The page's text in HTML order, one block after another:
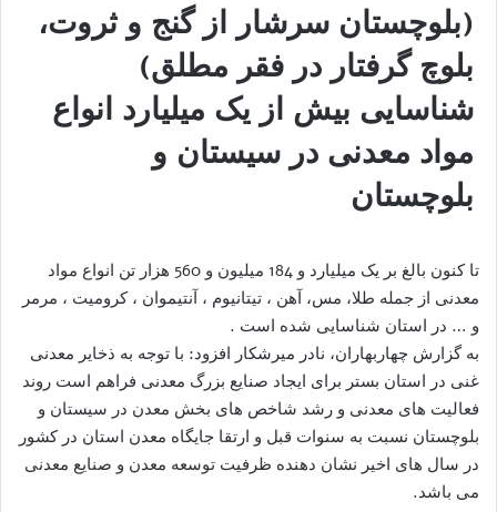
(بلوچستان سرشار از گنج و ثروت،
بلوچ گرفتار در فقر مطلق)
شناسایی بیش از یک میلیارد انواع
مواد معدنی در سیستان و
بلوچستان
تا کنون بالغ بر یک میلیارد و 184 میلیون و 560 هزار تن انواع مواد
معدنی از جمله طلا، مس، آهن ، تیتانیوم ، آنتیموان ، کرومیت ، مرمر
و … در استان شناسایی شده است .
به گزارش چهاربهاران، نادر میرشکار افزود: با توجه به ذخایر معدنی
غنی در استان بستر برای ایجاد صنایع بزرگ معدنی فراهم است روند
فعالیت های معدنی و رشد شاخص های بخش معدن در سیستان و
بلوچستان نسبت به سنوات قبل و ارتقا جایگاه معدن استان در کشور
در سال های اخیر نشان دهنده ظرفیت توسعه معدن و صنایع معدنی
می باشد.